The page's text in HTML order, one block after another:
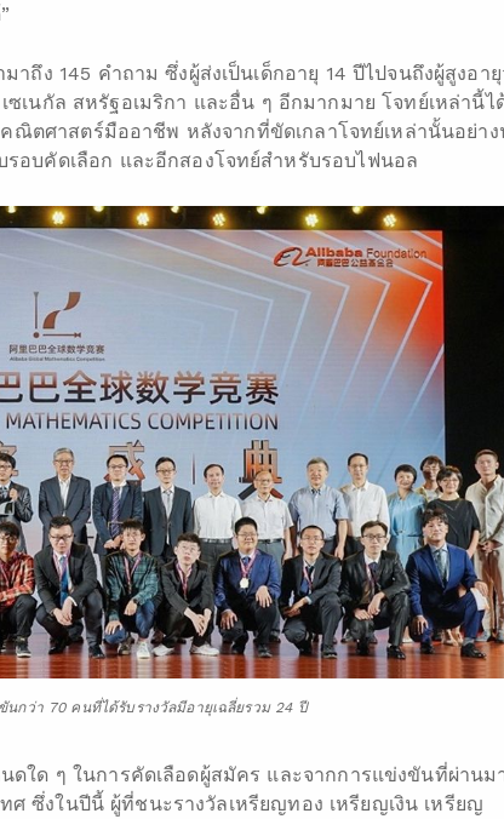
ง 145 คำถาม ซึ่งผู้ส่งเป็นเด็กอายุ 14 ปีไปจนถึงผู้สูงอายุ
ซเนกัล สหรัฐอเมริกา และอื่น ๆ อีกมากมาย โจทย์เหล่านี้ไ
ณิตศาสตร์มืออาชีพ หลังจากที่ขัดเกลาโจทย์เหล่านั้นอย่าง
อบคัดเลือก และอีกสองโจทย์สำหรับรอบไฟนอล
กว่า 70 คนที่ได้รับรางวัลมีอายุเฉลี่ยรวม 24 ปี
ใด ๆ ในการคัดเลือดผู้สมัคร และจากการแข่งขันที่ผ่านม
ซึ่งในปีนี้ ผู้ที่ชนะรางวัลเหรียญทอง เหรียญเงิน เหรียญ